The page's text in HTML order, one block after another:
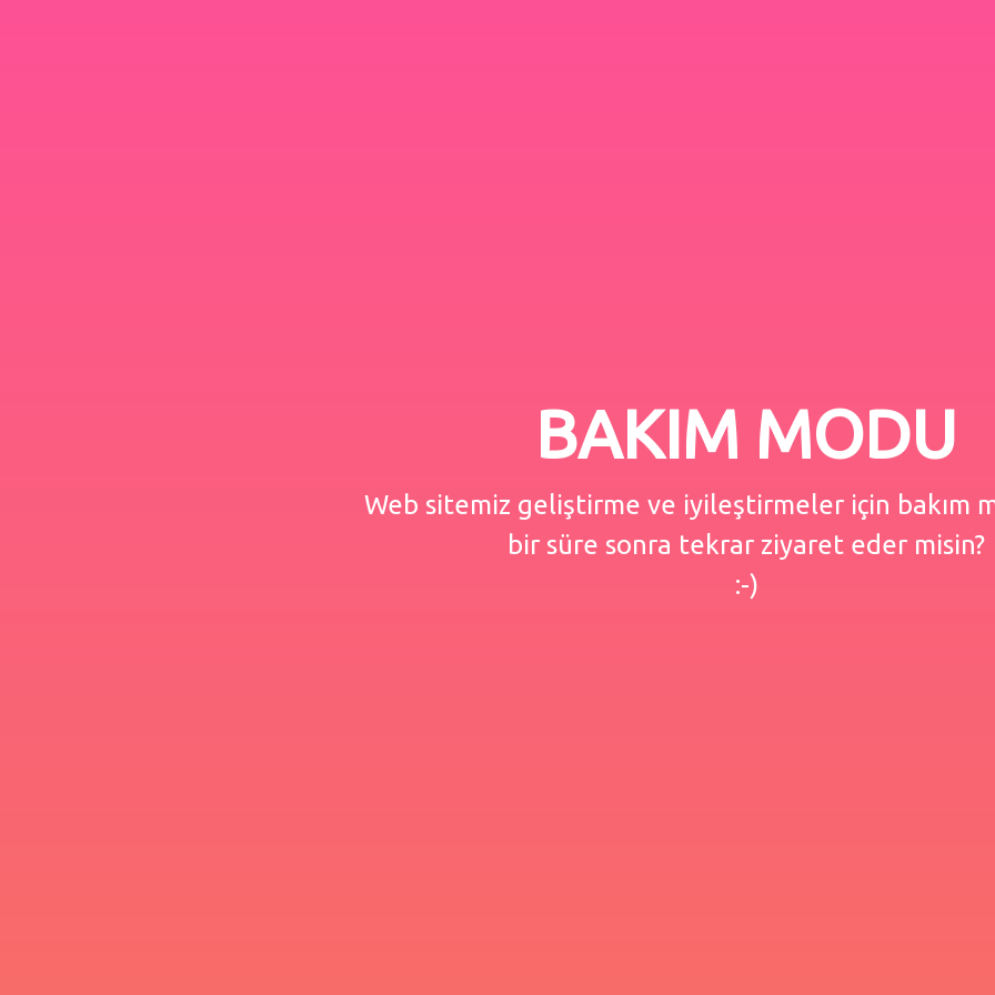
BAKIM MODU
Web sitemiz geliştirme ve iyileştirmeler için bakım
bir süre sonra tekrar ziyaret eder misin?
:-)